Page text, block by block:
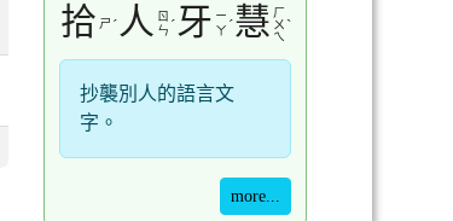
拾 ㄕ ˊ 人
ㄖ
ㄣ ˊ 牙 ㄧ
ㄚ ˊ慧 ㄏ
ㄨ
ㄟ
ˋ
抄襲別人的語言文
字。
more...